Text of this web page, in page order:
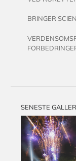
BRINGER
SENESTE